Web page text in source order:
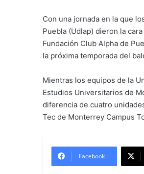
Con una jornada en la que
Puebla (Udlap) dieron la
Fundación Club Alpha de
la próxima temporada del
Mientras los equipos de la
Estudios Universitarios de
diferencia de cuatro
Tec de Monterrey Campus
Facebook